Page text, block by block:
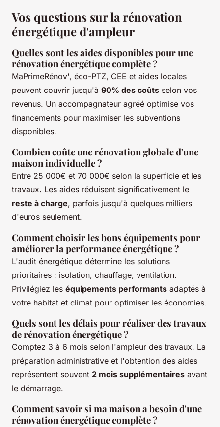
Vos questions sur la rénovation
énergétique d'ampleur
Quelles sont les aides disponibles pour une
rénovation énergétique complète ?
MaPrimeRénov', éco-PTZ, CEE et aides locales
peuvent couvrir jusqu'à 90% des coûts selon vos
revenus. Un accompagnateur agréé optimise vos
financements pour maximiser les subventions
disponibles.
Combien coûte une rénovation globale d'une
maison individuelle ?
Entre 25 000€ et 70 000€ selon la superficie et les
travaux. Les aides réduisent significativement le
reste à charge, parfois jusqu'à quelques milliers
d'euros seulement.
Comment choisir les bons équipements pour
améliorer la performance énergétique ?
L'audit énergétique détermine les solutions
prioritaires : isolation, chauffage, ventilation.
Privilégiez les équipements performants adaptés à
votre habitat et climat pour optimiser les économies.
Quels sont les délais pour réaliser des travaux
de rénovation énergétique ?
Comptez 3 à 6 mois selon l'ampleur des travaux. La
préparation administrative et l'obtention des aides
représentent souvent 2 mois supplémentaires avant
le démarrage.
Comment savoir si ma maison a besoin d'une
rénovation énergétique complète ?